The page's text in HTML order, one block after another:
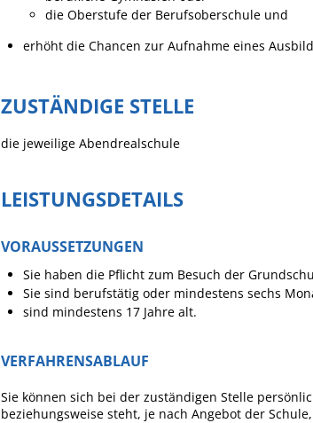
Häckselplatz
Friedhof
die Oberstufe der Berufsoberschule und
erhöht die Chancen zur Aufnahme eines
ZUSTÄNDIGE STELLE
die jeweilige Abendrealschule
LEISTUNGSDETAILS
VORAUSSETZUNGEN
Sie haben die Pflicht zum Besuch der
Sie sind berufstätig oder mindestens sechs
sind mindestens 17 Jahre alt.
VERFAHRENSABLAUF
Sie können sich bei der zuständigen Stelle
beziehungsweise steht, je nach Angebot der